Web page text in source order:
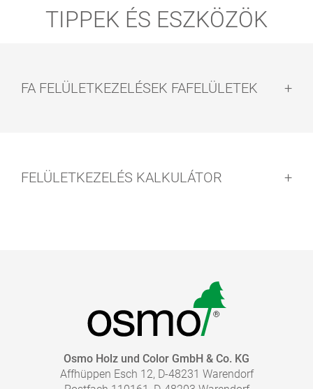
TIPPEK ÉS ESZKÖZÖK
FA FELÜLETKEZELÉSEK FAFELÜLETEK
Tudjon meg többet a padlóra való fa
felületkezelésekről!
Áttekintés a felületkezelésekről
FELÜLETKEZELÉS KALKULÁTOR
Osmo Holz und Color GmbH & Co. KG
Affhüppen Esch 12, D-48231 Warendorf